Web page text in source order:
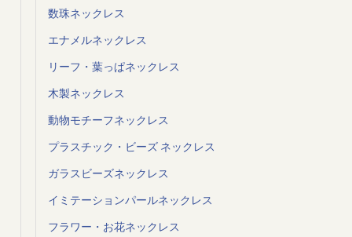
数珠ネックレス
エナメルネックレス
リーフ・葉っぱネックレス
木製ネックレス
動物モチーフネックレス
プラスチック・ビーズ ネックレス
ガラスビーズネックレス
イミテーションパールネックレス
フラワー・お花ネックレス